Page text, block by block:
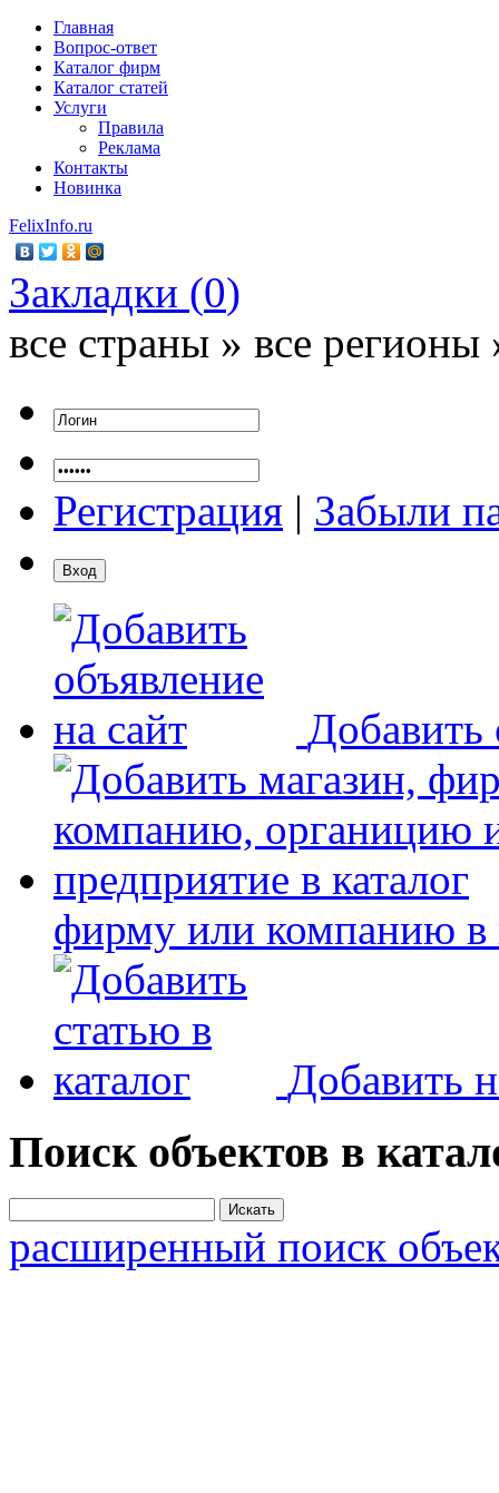
Главная
Вопрос-ответ
Каталог фирм
Каталог статей
Услуги
Правила
Реклама
Контакты
Новинка
FelixInfo.ru
Закладки (0)
все страны » все регионы
Регистрация | Забыли
Добавить
фирму или компанию в
Добавить
Поиск объектов в
расширенный поиск